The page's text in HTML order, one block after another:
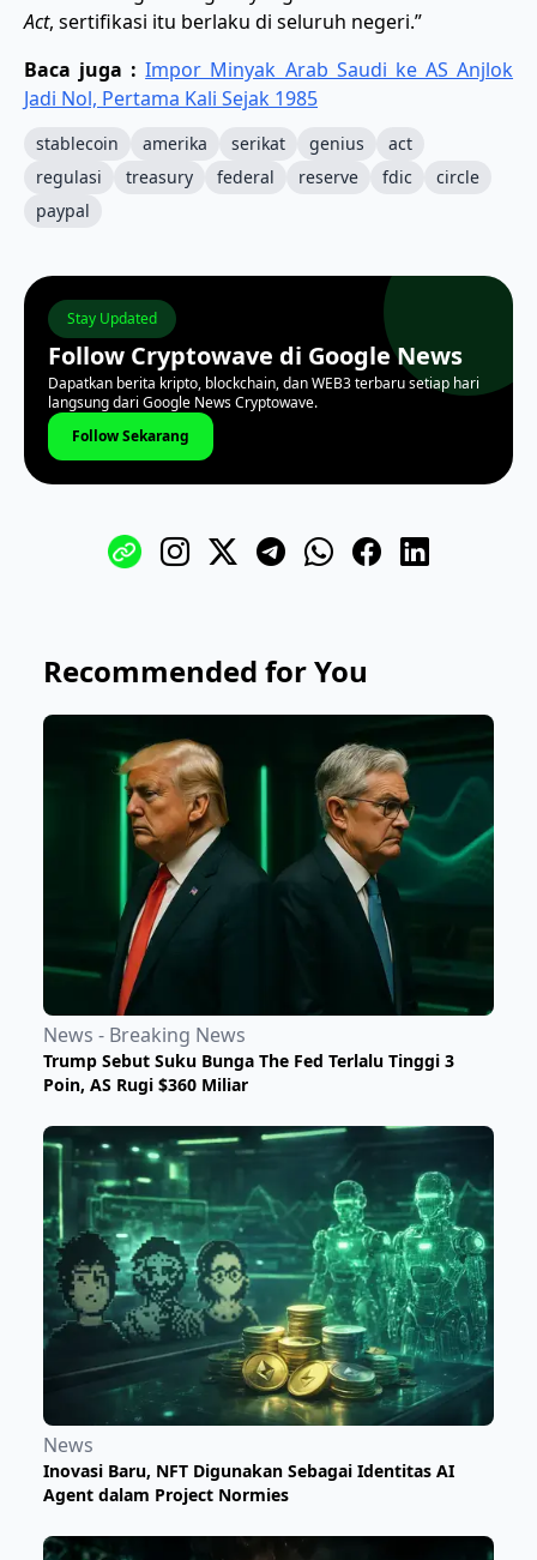
Act, sertifikasi itu berlaku di seluruh negeri.”
Baca juga :Impor Minyak Arab Saudi ke AS Anjlok
Jadi Nol, Pertama Kali Sejak 1985
stablecoin amerika serikat genius
act
regulasi
treasury federal reserve fdic
circle
paypal
Stay Updated
Follow Cryptowave di Google News
Dapatkan berita kripto, blockchain, dan WEB3 terbaru setiap hari
langsung dari Google News Cryptowave.
Follow Sekarang
Recommended for You
News - Breaking News
Trump Sebut Suku Bunga The Fed Terlalu Tinggi 3
Poin, AS Rugi $360 Miliar
News
Inovasi Baru, NFT Digunakan Sebagai Identitas AI
Agent dalam Project Normies